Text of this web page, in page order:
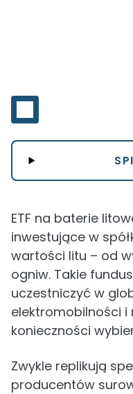
ETF na baterie
inwestujące w
wartości litu – od
ogniw. Takie
uczestniczyć w
elektromobilności i
konieczności
Zwykle replikują
producentów